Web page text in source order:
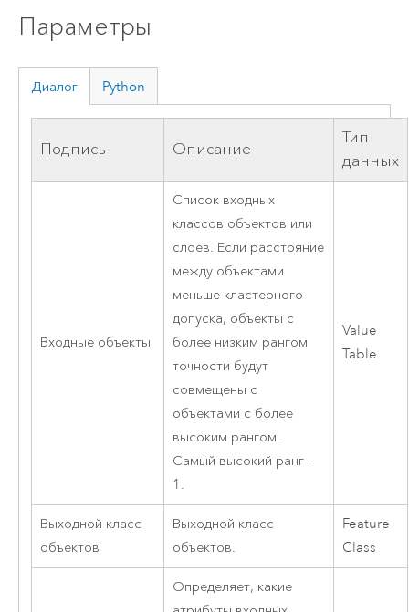
Параметры
Диалог Python
Подпись Описание
Тип
данных
Входные объекты
Список входных
классов объектов или
слоев. Если расстояние
между объектами
меньше кластерного
допуска, объекты с
более низким рангом
точности будут
совмещены с
объектами с более
высоким рангом.
Самый высокий ранг –
1.
Value
Table
Выходной класс
объектов
Выходной класс
объектов.
Feature
Class
Определяет, какие